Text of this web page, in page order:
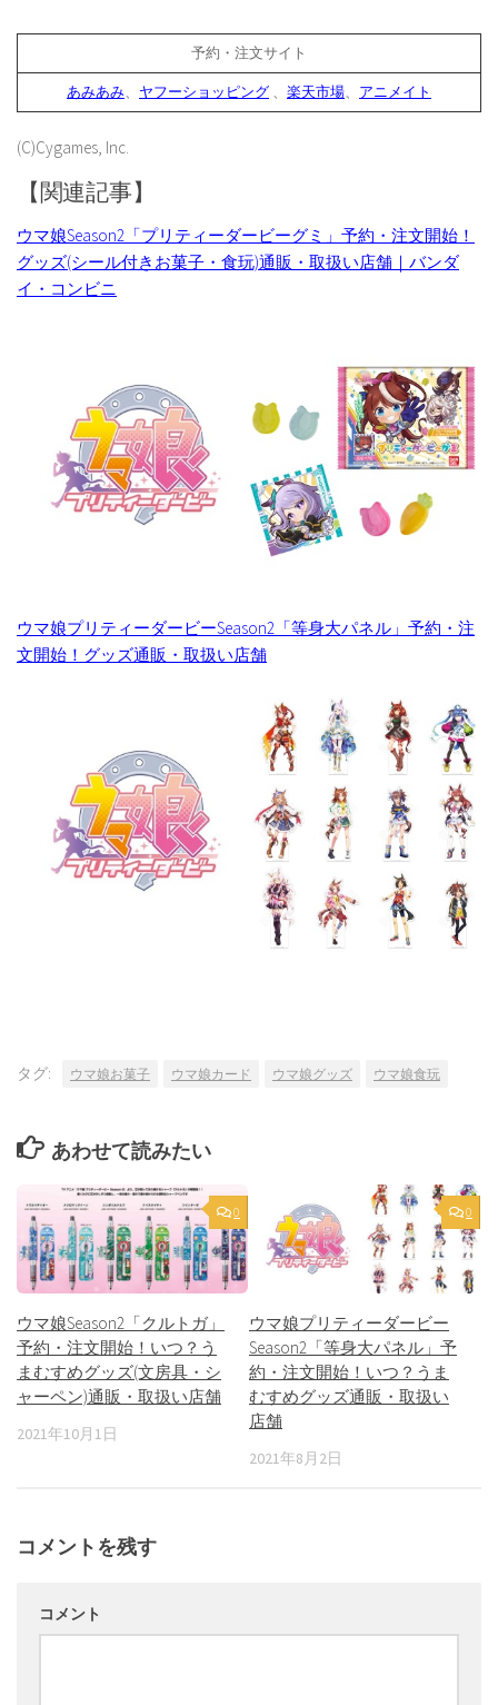
予約・注文サイト
あみあみ、 ヤフーショッピング 、 楽天市場、 アニメイト
(C)Cygames, Inc.
【関連記事】
ウマ娘Season2「プリティーダービーグミ」予約・注文開始！
グッズ(シール付きお菓子・食玩)通販・取扱い店舗｜バンダ
イ・コンビニ
ウマ娘プリティーダービーSeason2「等身大パネル」予約・注
文開始！グッズ通販・取扱い店舗
タグ: ウマ娘お菓子 ウマ娘カード ウマ娘グッズ ウマ娘食玩
あわせて読みたい
0
ウマ娘Season2「クルトガ」
予約・注文開始！いつ？う
まむすめグッズ(文房具・シ
ャーペン)通販・取扱い店舗
2021年10月1日
0
ウマ娘プリティーダービー
Season2「等身大パネル」予
約・注文開始！いつ？うま
むすめグッズ通販・取扱い
店舗
2021年8月2日
コメントを残す
コメント